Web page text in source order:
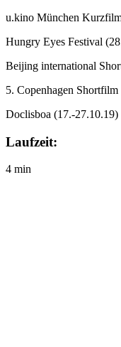
u.kino München
Hungry Eyes Festival
Beijing international
5. Copenhagen Shortfilm
Doclisboa (17.-27.10.19)
Laufzeit:
4 min